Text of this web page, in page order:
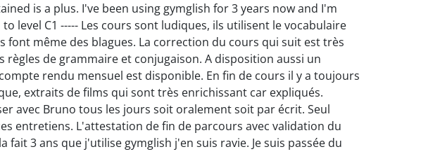
is a plus. I've been using gymglish for 3 years now and I'm
level C1 ----- Les cours sont ludiques, ils utilisent le vocabulaire
font même des blagues. La correction du cours qui suit est très
règles de grammaire et conjugaison. A disposition aussi un
rendu mensuel est disponible. En fin de cours il y a toujours
extraits de films qui sont très enrichissant car expliqués.
avec Bruno tous les jours soit oralement soit par écrit. Seul
entretiens. L'attestation de fin de parcours avec validation du
fait 3 ans que j'utilise gymglish j'en suis ravie. Je suis passée du